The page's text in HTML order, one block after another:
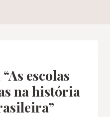
escolas
na história